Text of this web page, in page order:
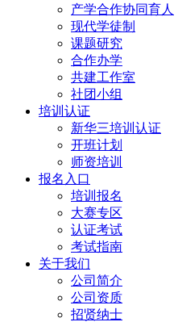
产学合作协同育人
现代学徒制
课题研究
合作办学
共建工作室
社团小组
培训认证
新华三培训认证
开班计划
师资培训
报名入口
培训报名
大赛专区
认证考试
考试指南
关于我们
公司简介
公司资质
招贤纳士